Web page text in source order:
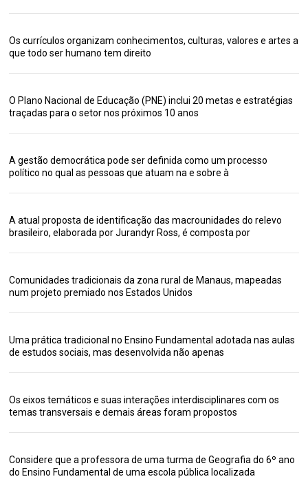
Os currículos organizam conhecimentos, culturas, valores e artes a
que todo ser humano tem direito
O Plano Nacional de Educação (PNE) inclui 20 metas e estratégias
traçadas para o setor nos próximos 10 anos
A gestão democrática pode ser definida como um processo
político no qual as pessoas que atuam na e sobre à
A atual proposta de identificação das macrounidades do relevo
brasileiro, elaborada por Jurandyr Ross, é composta por
Comunidades tradicionais da zona rural de Manaus, mapeadas
num projeto premiado nos Estados Unidos
Uma prática tradicional no Ensino Fundamental adotada nas aulas
de estudos sociais, mas desenvolvida não apenas
Os eixos temáticos e suas interações interdisciplinares com os
temas transversais e demais áreas foram propostos
Considere que a professora de uma turma de Geografia do 6º ano
do Ensino Fundamental de uma escola pública localizada